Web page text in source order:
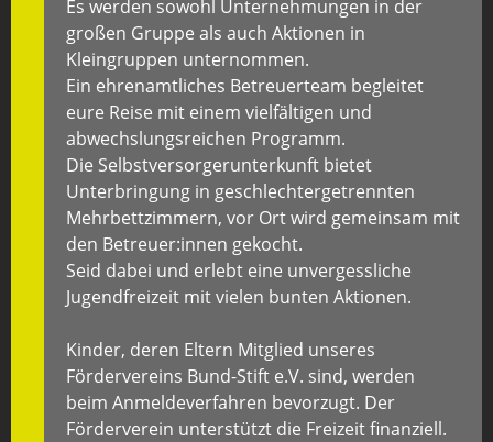
Es werden sowohl Unternehmungen in der
großen Gruppe als auch Aktionen in
Kleingruppen unternommen.
Ein ehrenamtliches Betreuerteam begleitet
eure Reise mit einem vielfältigen und
abwechslungsreichen Programm.
Die Selbstversorgerunterkunft bietet
Unterbringung in geschlechtergetrennten
Mehrbettzimmern, vor Ort wird gemeinsam mit
den Betreuer:innen gekocht.
Seid dabei und erlebt eine unvergessliche
Jugendfreizeit mit vielen bunten Aktionen.
Kinder, deren Eltern Mitglied unseres
Fördervereins Bund-Stift e.V. sind, werden
beim Anmeldeverfahren bevorzugt. Der
Förderverein unterstützt die Freizeit finanziell.